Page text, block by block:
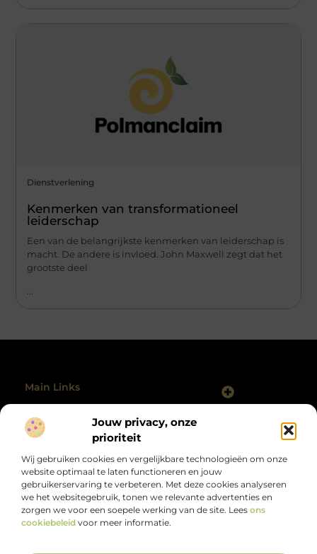
Jouw privacy, onze
prioriteit
Wij gebruiken cookies en vergelijkbare technologieën om onze
website optimaal te laten functioneren en jouw
gebruikerservaring te verbeteren. Met deze cookies analyseren
we het websitegebruik, tonen we relevante advertenties en
zorgen we voor een soepele werking van de site. Lees ons
cookiebeleid voor meer informatie.
Dienstverlening
Kenmerken van transformationeel
leiderschap
Een van de belangrijkste kenmerken van leiderschap is
macht. De andere is invloed. John Maxwell zegt dat het
grootste deel
Main Links
@2025 All Right Reserved.
www.polmanclaim.nl.
Bericht categorie